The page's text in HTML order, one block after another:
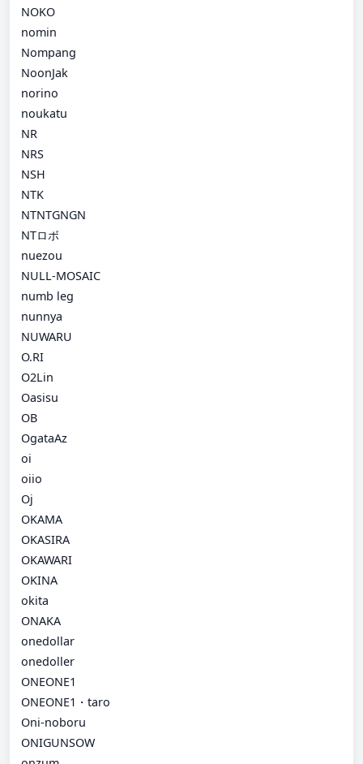
NOKO
nomin
Nompang
NoonJak
norino
noukatu
NR
NRS
NSH
NTK
NTNTGNGN
NTロボ
nuezou
NULL-MOSAIC
numb leg
nunnya
NUWARU
O.RI
O2Lin
Oasisu
OB
OgataAz
oi
oiio
Oj
OKAMA
OKASIRA
OKAWARI
OKINA
okita
ONAKA
onedollar
onedoller
ONEONE1
ONEONE1・taro
Oni-noboru
ONIGUNSOW